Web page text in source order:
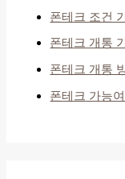
폰테크 조건
폰테크 개통
폰테크 개통
폰테크 가능